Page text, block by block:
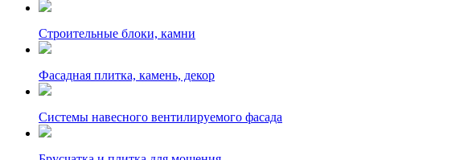
Строительные блоки, камни
Фасадная плитка, камень, декор
Системы навесного вентилируемого фасада